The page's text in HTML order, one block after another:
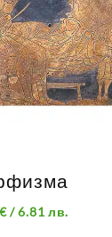
€/ 6.81 лв.